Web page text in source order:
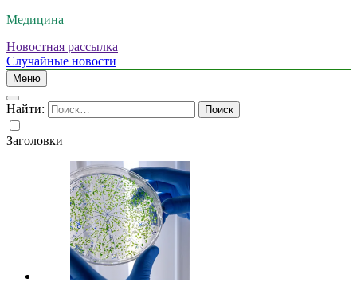
Медицина
Новостная рассылка
Случайные новости
Меню
Найти:
Заголовки